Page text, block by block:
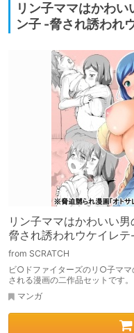
リン子ママはかわ
ン子 -脅され誘われ
リン子ママはかわいい
脅され誘われウケイレテ-
from SCRATCH
ビ○ドファイターズのリ○子ママ
される漫画の二作品セットです。
マンガ